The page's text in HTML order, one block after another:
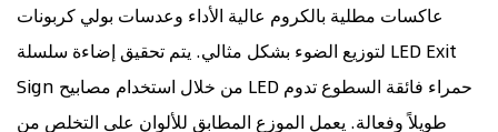
عاكسات مطلية بالكروم عالية الأداء وعدسات بولي كربونات
لتوزيع الضوء بشكل مثالي. يتم تحقيق إضاءة سلسلة LED Exit
Sign من خلال استخدام مصابيح LED حمراء فائقة السطوع تدوم
طويلاً وفعالة. يعمل الموزع المطابق للألوان على التخلص من